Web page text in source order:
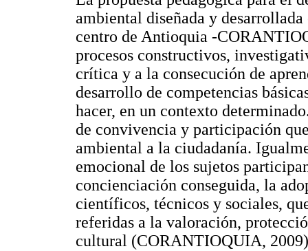
ambiental diseñada y
centro de Antioquia -
procesos constructivos,
crítica y a la consecución de
desarrollo de competencias
hacer, en un contexto
de convivencia y participación
ambiental a la ciudadanía.
emocional de los sujetos
concienciación conseguida, la
científicos, técnicos y sociales,
referidas a la valoración,
cultural (CORANTIOQUIA,